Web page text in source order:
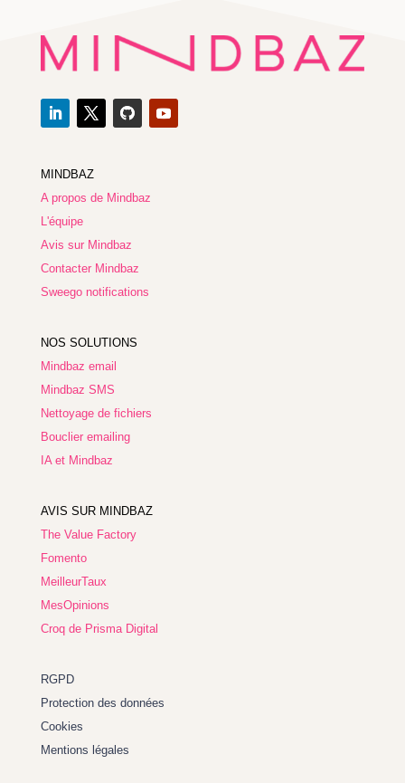
MINDBAZ
A propos de Mindbaz
L'équipe
Avis sur Mindbaz
Contacter Mindbaz
Sweego notifications
NOS SOLUTIONS
Mindbaz email
Mindbaz SMS
Nettoyage de fichiers
Bouclier emailing
IA et Mindbaz
AVIS SUR MINDBAZ
The Value Factory
Fomento
MeilleurTaux
MesOpinions
Croq de Prisma Digital
RGPD
Protection des données
Cookies
Mentions légales